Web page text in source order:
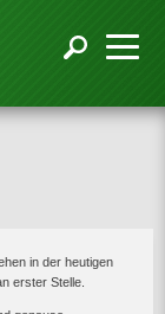
in der heutigen
erster Stelle.